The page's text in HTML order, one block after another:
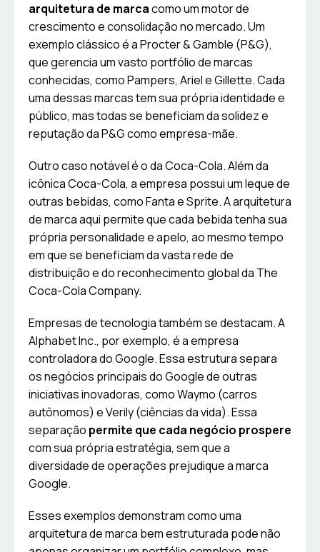
arquitetura de marcacomo um motor de
crescimento e consolidação no mercado. Um
exemplo clássico é a Procter & Gamble (P&G),
que gerencia um vasto portfólio de marcas
conhecidas, como Pampers, Ariel e Gillette. Cada
uma dessas marcas tem sua própria identidade e
público, mas todas se beneficiam da solidez e
reputação da P&G como empresa-mãe.
Outro caso notável é o da Coca-Cola. Além da
icônica Coca-Cola, a empresa possui um leque de
outras bebidas, como Fanta e Sprite. A arquitetura
de marca aqui permite que cada bebida tenha sua
própria personalidade e apelo, ao mesmo tempo
em que se beneficiam da vasta rede de
distribuição e do reconhecimento global da The
Coca-Cola Company.
Empresas de tecnologia também se destacam. A
Alphabet Inc., por exemplo, é a empresa
controladora do Google. Essa estrutura separa
os negócios principais do Google de outras
iniciativas inovadoras, como Waymo (carros
autônomos) e Verily (ciências da vida). Essa
separação permite que cada negócio prospere
com sua própria estratégia, sem que a
diversidade de operações prejudique a marca
Google.
Esses exemplos demonstram como uma
arquitetura de marca bem estruturada pode não